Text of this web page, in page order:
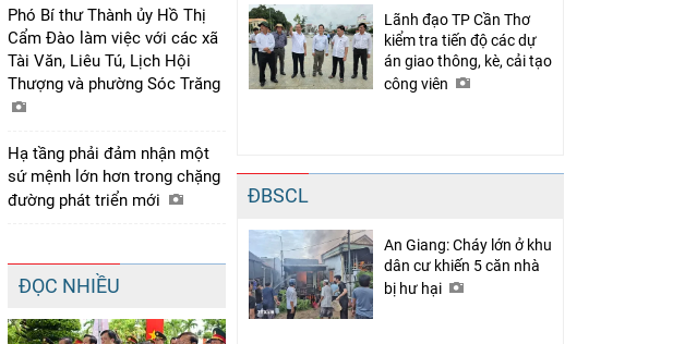
Phó Bí thư Thành ủy Hồ Thị
Cẩm Đào làm việc với các xã
Tài Văn, Liêu Tú, Lịch Hội
Thượng và phường Sóc Trăng
Hạ tầng phải đảm nhận một
sứ mệnh lớn hơn trong chặng
đường phát triển mới
ĐỌC NHIỀU
Lãnh đạo TP Cần Thơ
kiểm tra tiến độ các dự
án giao thông, kè, cải tạo
công viên
ĐBSCL
An Giang: Cháy lớn ở khu
dân cư khiến 5 căn nhà
bị hư hại